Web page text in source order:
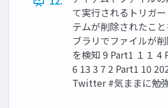
て実行されるトリガ
テムが削除されたこと
ブラリでファイルが
を検知 9 Part1 １１ 4
6 13 3 7 2 Part1 10
Twitter #気ままに勉